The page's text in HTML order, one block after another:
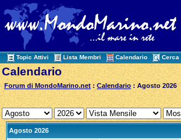
Topic Attivi Lista Membri Calendario Cerca
Calendario
Forum di MondoMarino.net :Calendario : Agosto 2026
Agosto 2026